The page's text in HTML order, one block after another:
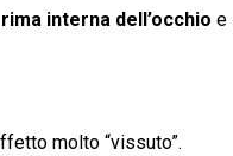
interna dell’occhio e
molto “vissuto”.